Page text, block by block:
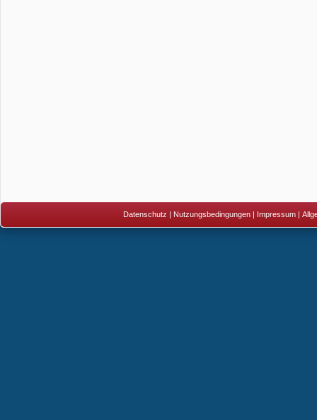
Datenschutz | Nutzungsbedingungen | Impressum |